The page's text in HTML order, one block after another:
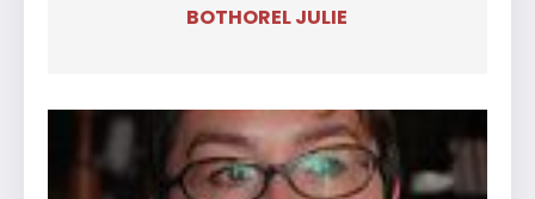
BOTHOREL JULIE